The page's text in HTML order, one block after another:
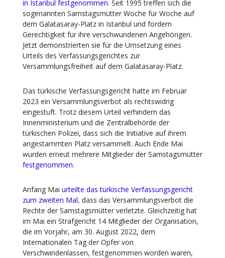
in Istanbul festgenommen. Seit 1995 treffen sich die
sogenannten Samstagsmütter Woche für Woche auf
dem Galatasaray-Platz in Istanbul und fordern
Gerechtigkeit für ihre verschwundenen Angehörigen.
Jetzt demonstrierten sie für die Umsetzung eines
Urteils des Verfassungsgerichtes zur
Versammlungsfreiheit auf dem Galatasaray-Platz.
Das türkische Verfassungsgericht hatte im Februar
2023 ein Versammlungsverbot als rechtswidrig
eingestuft. Trotz diesem Urteil verhindern das
Innenministerium und die Zentralbehörde der
türkischen Polizei, dass sich die Initiative auf ihrem
angestammten Platz versammelt. Auch Ende Mai
wurden erneut mehrere Mitglieder der Samstagsmütter
festgenommen.
Anfang Mai urteilte das türkische Verfassungsgericht
zum zweiten Mal, dass das Versammlungsverbot die
Rechte der Samstagsmütter verletzte. Gleichzeitig hat
im Mai ein Strafgericht 14 Mitglieder der Organisation,
die im Vorjahr, am 30. August 2022, dem
Internationalen Tag der Opfer von
Verschwindenlassen, festgenommen worden waren,